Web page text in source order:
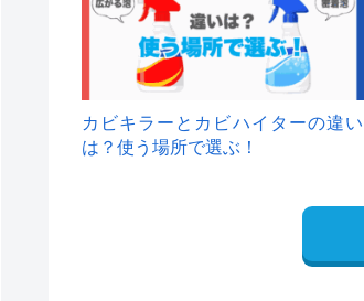
カビキラーとカビハイターの違い
は？使う場所で選ぶ！